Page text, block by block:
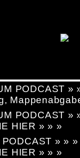
PODCAST »
PODCAST »
HIER » » »
» » »
HIER » » »